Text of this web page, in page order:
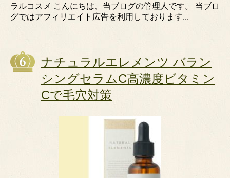
ラルコスメ こんにちは、当ブログの管理人です。 当ブロ
グではアフィリエイト広告を利用しております...
ナチュラルエレメンツ バラン
シングセラムC高濃度ビタミン
Cで毛穴対策